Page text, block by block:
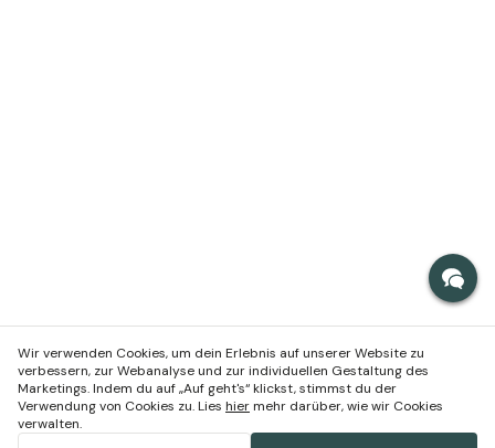
Wir verwenden Cookies, um dein Erlebnis auf unserer Website zu
verbessern, zur Webanalyse und zur individuellen Gestaltung des
Marketings. Indem du auf „Auf geht's“ klickst, stimmst du der
Verwendung von Cookies zu. Lies hiermehr darüber, wie wir Cookies
verwalten.